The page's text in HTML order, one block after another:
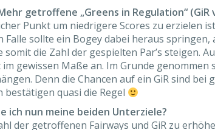
getroffene „Greens in Regulation“ (GiR
Punkt um niedrigere Scores zu erzielen
Falle sollte ein Bogey dabei heraus
somit die Zahl der gespielten Par’s steigen.
gewissen Maße an. Im Grunde genommen
Denn die Chancen auf ein GiR sind
bestätigen quasi die Regel
ich nun meine beiden Unterziele?
der getroffenen Fairways und GiR zu